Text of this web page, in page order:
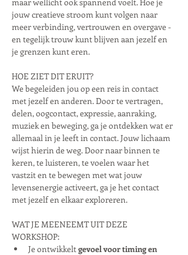
jouw creatieve stroom kunt volgen naar
meer verbinding, vertrouwen en overgave -
en tegelijk trouw kunt blijven aan jezelf en
je grenzen kunt eren.
HOE ZIET DIT ERUIT?
We begeleiden jou op een reis in contact
met jezelf en anderen. Door te vertragen,
delen, oogcontact, expressie, aanraking,
muziek en beweging, ga je ontdekken wat er
allemaal in je leeft in contact. Jouw lichaam
wijst hierin de weg. Door naar binnen te
keren, te luisteren, te voelen waar het
vastzit en te bewegen met wat jouw
levensenergie activeert, ga je het contact
met jezelf en elkaar exploreren.
WAT JE MEENEEMT UIT DEZE
WORKSHOP:
Je ontwikkelt gevoel voor timing en